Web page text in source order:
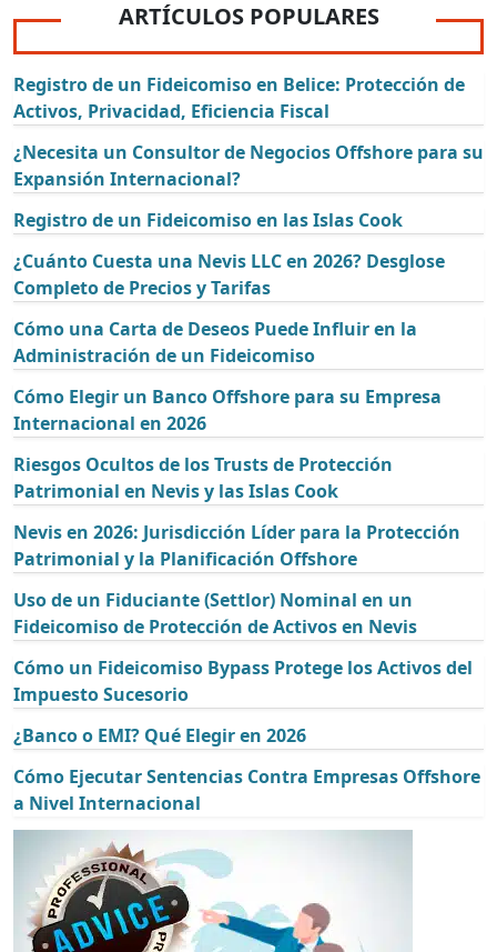
ARTÍCULOS POPULARES
Registro de un Fideicomiso en Belice: Protección de
Activos, Privacidad, Eficiencia Fiscal
¿Necesita un Consultor de Negocios Offshore para su
Expansión Internacional?
Registro de un Fideicomiso en las Islas Cook
¿Cuánto Cuesta una Nevis LLC en 2026? Desglose
Completo de Precios y Tarifas
Cómo una Carta de Deseos Puede Influir en la
Administración de un Fideicomiso
Cómo Elegir un Banco Offshore para su Empresa
Internacional en 2026
Riesgos Ocultos de los Trusts de Protección
Patrimonial en Nevis y las Islas Cook
Nevis en 2026: Jurisdicción Líder para la Protección
Patrimonial y la Planificación Offshore
Uso de un Fiduciante (Settlor) Nominal en un
Fideicomiso de Protección de Activos en Nevis
Cómo un Fideicomiso Bypass Protege los Activos del
Impuesto Sucesorio
¿Banco o EMI? Qué Elegir en 2026
Cómo Ejecutar Sentencias Contra Empresas Offshore
a Nivel Internacional